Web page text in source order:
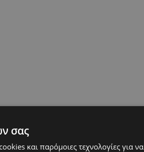
σας
και παρόμοιες τεχνολογίες για να